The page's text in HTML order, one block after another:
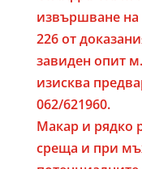
извършване на
226 от
завиден опит
изисква
062/621960.
Макар и рядко
среща и при